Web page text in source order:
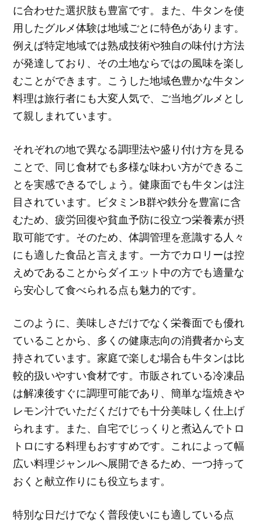
に合わせた選択肢も豊富です。また、牛タンを使
用したグルメ体験は地域ごとに特色があります。
例えば特定地域では熟成技術や独自の味付け方法
が発達しており、その土地ならではの風味を楽し
むことができます。こうした地域色豊かな牛タン
料理は旅行者にも大変人気で、ご当地グルメとし
て親しまれています。
それぞれの地で異なる調理法や盛り付け方を見る
ことで、同じ食材でも多様な味わい方ができるこ
とを実感できるでしょう。健康面でも牛タンは注
目されています。ビタミンB群や鉄分を豊富に含
むため、疲労回復や貧血予防に役立つ栄養素が摂
取可能です。そのため、体調管理を意識する人々
にも適した食品と言えます。一方でカロリーは控
えめであることからダイエット中の方でも適量な
ら安心して食べられる点も魅力的です。
このように、美味しさだけでなく栄養面でも優れ
ていることから、多くの健康志向の消費者から支
持されています。家庭で楽しむ場合も牛タンは比
較的扱いやすい食材です。市販されている冷凍品
は解凍後すぐに調理可能であり、簡単な塩焼きや
レモン汁でいただくだけでも十分美味しく仕上げ
られます。また、自宅でじっくりと煮込んでトロ
トロにする料理もおすすめです。これによって幅
広い料理ジャンルへ展開できるため、一つ持って
おくと献立作りにも役立ちます。
特別な日だけでなく普段使いにも適している点